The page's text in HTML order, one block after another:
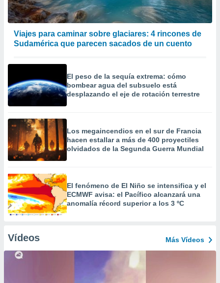
Viajes para caminar sobre glaciares: 4 rincones de
Sudamérica que parecen sacados de un cuento
El peso de la sequía extrema: cómo
bombear agua del subsuelo está
desplazando el eje de rotación terrestre
Los megaincendios en el sur de Francia
hacen estallar a más de 400 proyectiles
olvidados de la Segunda Guerra Mundial
El fenómeno de El Niño se intensifica y el
ECMWF avisa: el Pacífico alcanzará una
anomalía récord superior a los 3 ºC
Vídeos Más Vídeos